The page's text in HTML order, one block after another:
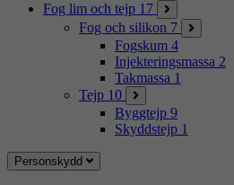
Fog lim och tejp 17
Fog och silikon 7
Fogskum 4
Injekteringsmassa 2
Takmassa 1
Tejp 10
Byggtejp 9
Skyddstejp 1
Personskydd